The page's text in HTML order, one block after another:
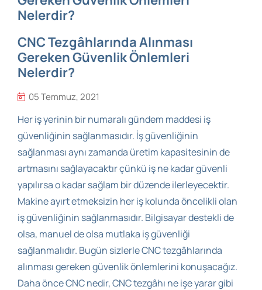
Nelerdir?
CNC Tezgâhlarında Alınması
Gereken Güvenlik Önlemleri
Nelerdir?
05 Temmuz, 2021
Her iş yerinin bir numaralı gündem maddesi iş
güvenliğinin sağlanmasıdır. İş güvenliğinin
sağlanması aynı zamanda üretim kapasitesinin de
artmasını sağlayacaktır çünkü iş ne kadar güvenli
yapılırsa o kadar sağlam bir düzende ilerleyecektir.
Makine ayırt etmeksizin her iş kolunda öncelikli olan
iş güvenliğinin sağlanmasıdır. Bilgisayar destekli de
olsa, manuel de olsa mutlaka iş güvenliği
sağlanmalıdır. Bugün sizlerle CNC tezgâhlarında
alınması gereken güvenlik önlemlerini konuşacağız.
Daha önce CNC nedir, CNC tezgâhı ne işe yarar gibi